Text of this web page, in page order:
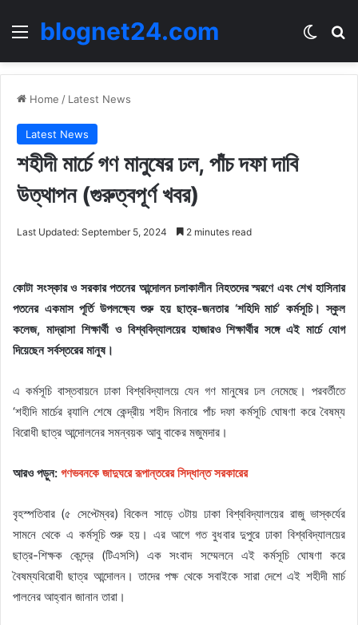
Menublognet24.com
Home / Latest News
Latest News
শহীদী মার্চে গণ মানুষের ঢল, পাঁচ দফা দাবি
উত্থাপন (গুরুত্বপূর্ণ খবর)
Last Updated: September 5, 2024 2 minutes read
কোটা সংস্কার ও সরকার পতনের আন্দোলন চলাকালীন নিহতদের স্মরণে এবং শেখ হাসিনার
পতনের একমাস পূর্তি উপলক্ষ্যে শুরু হয় ছাত্র-জনতার ‘শহিদি মার্চ’ কর্মসূচি। স্কুল
কলেজ, মাদ্রাসা শিক্ষার্থী ও বিশ্ববিদ্যালয়ের হাজারও শিক্ষার্থীর সঙ্গে এই মার্চে যোগ
দিয়েছেন সর্বস্তরের মানুষ।
এ কর্মসূচি বাস্তবায়নে ঢাকা বিশ্ববিদ্যালয়ে যেন গণ মানুষের ঢল নেমেছে। পরবর্তীতে
‘শহীদি মার্চের র‍্যালি শেষে কেন্দ্রীয় শহীদ মিনারে পাঁচ দফা কর্মসূচি ঘোষণা করে বৈষম্য
বিরোধী ছাত্র আন্দোলনের সমন্বয়ক আবু বাকের মজুমদার।
আরও পড়ুন: গণভবনকে জাদুঘরে রূপান্তরের সিদ্ধান্ত সরকারের
বৃহস্পতিবার (৫ সেপ্টেম্বর) বিকেল সাড়ে ৩টায় ঢাকা বিশ্ববিদ্যালয়ের রাজু ভাস্কর্যের
সামনে থেকে এ কর্মসূচি শুরু হয়। এর আগে গত বুধবার দুপুরে ঢাকা বিশ্ববিদ্যালয়ের
ছাত্র-শিক্ষক কেন্দ্রে (টিএসসি) এক সংবাদ সম্মেলনে এই কর্মসূচি ঘোষণা করে
বৈষম্যবিরোধী ছাত্র আন্দোলন। তাদের পক্ষ থেকে সবাইকে সারা দেশে এই শহীদী মার্চ
পালনের আহ্বান জানান তারা।